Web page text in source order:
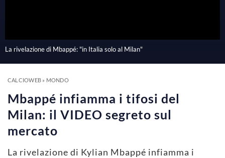
a
V
i
La rivelazione di Mbappé: "in Italia solo al Milan"
CALCIOWEB» MONDO
Mbappé infiamma i tifosi del
Milan: il VIDEO segreto sul
mercato
La rivelazione di Kylian Mbappé infiamma i